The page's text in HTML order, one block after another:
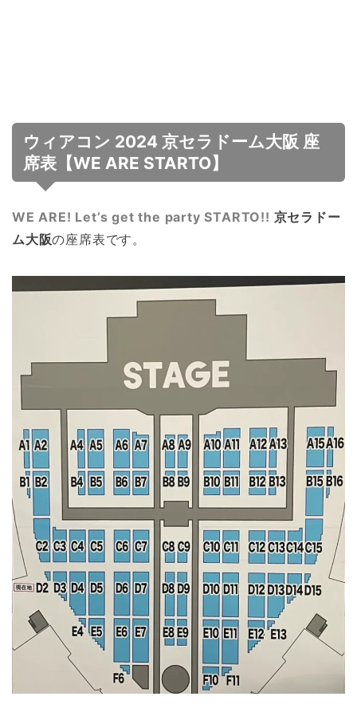
ウィアコン 2024 京セラドーム大阪 座
席表【WE ARE STARTO】
WE ARE! Let’s get the party STARTO!! 京セラドー
ム大阪の座席表です。